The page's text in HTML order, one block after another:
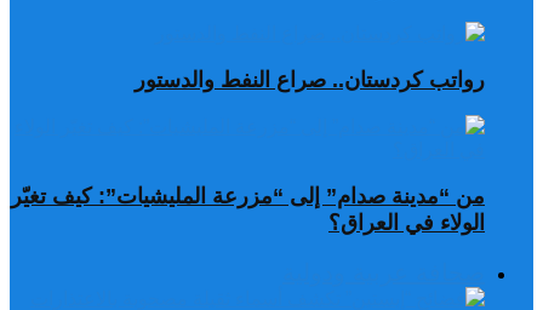
رواتب كردستان.. صراع النفط والدستور
من “مدينة صدام” إلى “مزرعة المليشيات”: كيف تغيّر
الولاء في العراق؟